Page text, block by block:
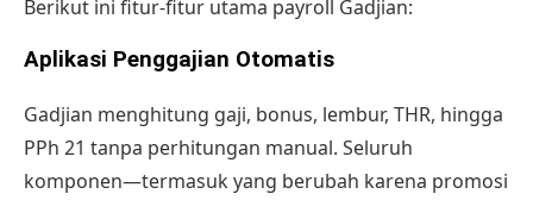
Berikut ini fitur-fitur utama payroll Gadjian:
Aplikasi Penggajian Otomatis
Gadjian menghitung gaji, bonus, lembur, THR, hingga
PPh 21 tanpa perhitungan manual. Seluruh
komponen—termasuk yang berubah karena promosi